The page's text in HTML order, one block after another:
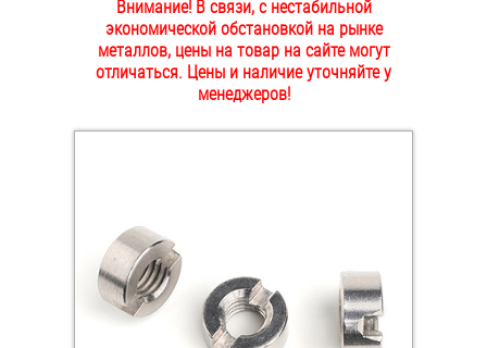
ОПЛАТА И ДОСТАВКА
НАШИ МАГАЗИНЫ
Втулки
Заклепки (Гайки-Заклепки)
Внимание! В связи, с нестабильной
экономической обстановкой на рынке
металлов, цены на товар на сайте могут
отличаться. Цены и наличие уточняйте у
менеджеров!